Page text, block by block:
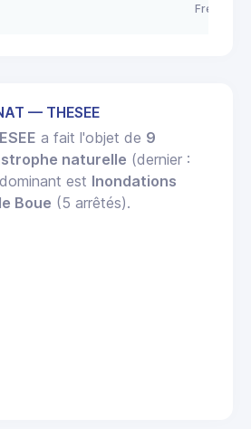
Fresnes
— THESEE
a fait l'objet de 9
naturelle (dernier :
est Inondations
Boue (5 arrêtés).